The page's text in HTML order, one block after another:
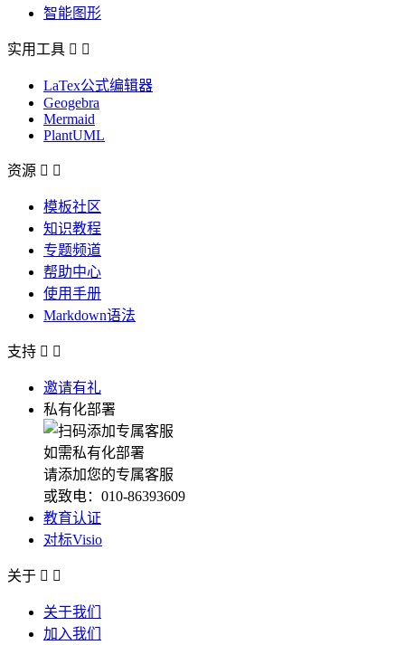
智能图形
实用工具  
LaTex公式编辑器
Geogebra
Mermaid
PlantUML
资源  
模板社区
知识教程
专题频道
帮助中心
使用手册
Markdown语法
支持  
邀请有礼
私有化部署
如需私有化部署
请添加您的专属客服
或致电：010-86393609
教育认证
对标Visio
关于  
关于我们
加入我们